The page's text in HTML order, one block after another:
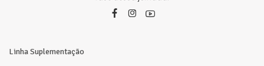
Linha Suplementação